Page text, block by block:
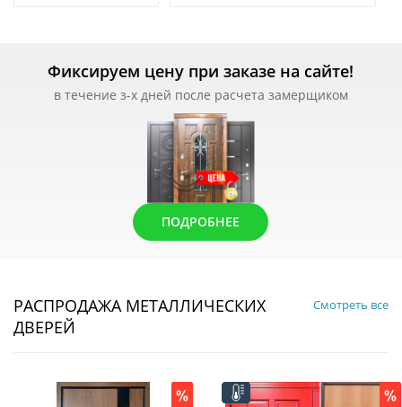
Фиксируем цену при заказе на сайте!
в течение з-х дней после расчета замерщиком
ПОДРОБНЕЕ
РАСПРОДАЖА МЕТАЛЛИЧЕСКИХ
ДВЕРЕЙ
Смотреть все